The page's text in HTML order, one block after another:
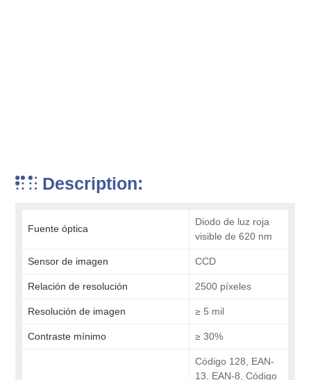
Description:
Fuente óptica
Diodo de luz roja
visible de 620 nm
Sensor de imagen CCD
Relación de resolución 2500 píxeles
Resolución de imagen ≥ 5 mil
Contraste mínimo ≥ 30%
Código 128, EAN-
13, EAN-8, Código